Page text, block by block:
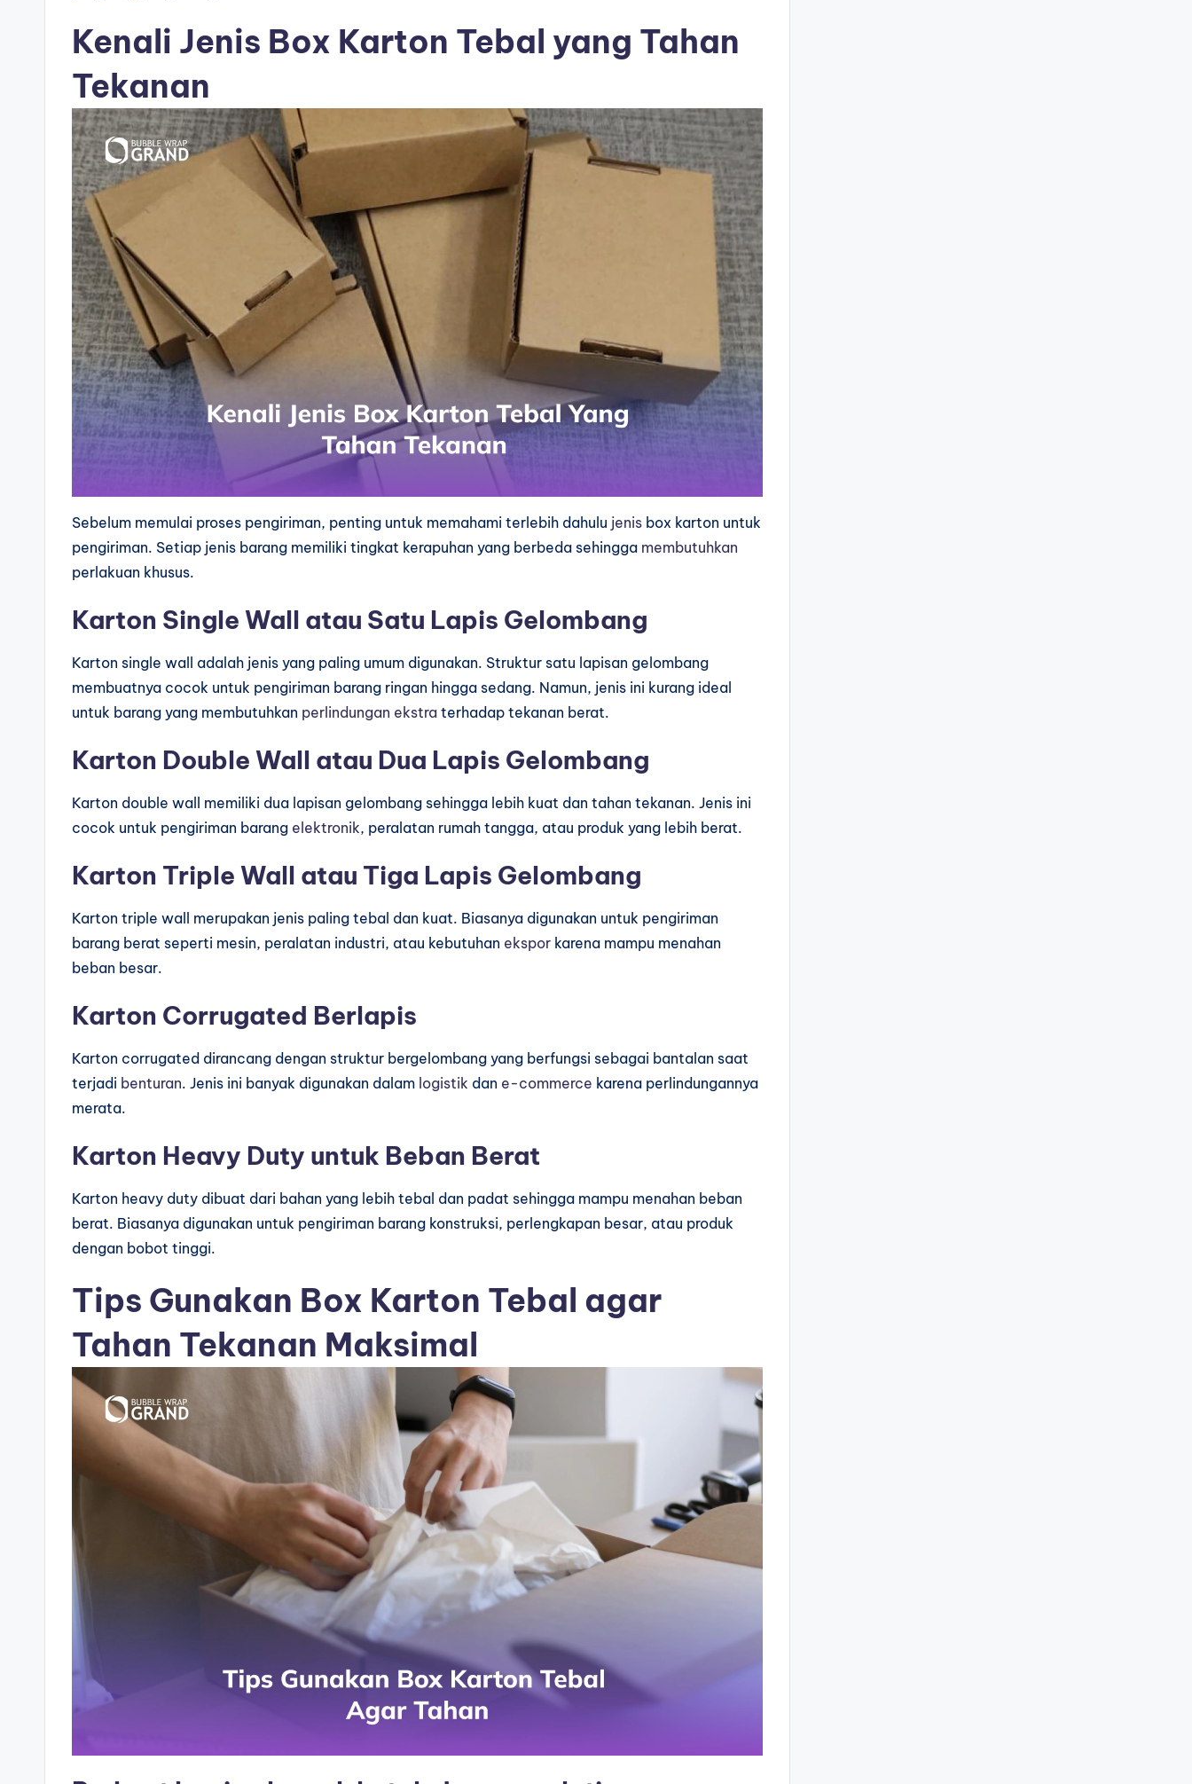
Kenali Jenis Box Karton Tebal yang Tahan
Tekanan
Sebelum memulai proses pengiriman, penting untuk memahami terlebih dahulu jenis box karton untuk
pengiriman. Setiap jenis barang memiliki tingkat kerapuhan yang berbeda sehingga membutuhkan
perlakuan khusus.
Karton Single Wall atau Satu Lapis Gelombang
Karton single wall adalah jenis yang paling umum digunakan. Struktur satu lapisan gelombang
membuatnya cocok untuk pengiriman barang ringan hingga sedang. Namun, jenis ini kurang ideal
untuk barang yang membutuhkan perlindungan ekstra terhadap tekanan berat.
Karton Double Wall atau Dua Lapis Gelombang
Karton double wall memiliki dua lapisan gelombang sehingga lebih kuat dan tahan tekanan. Jenis ini
cocok untuk pengiriman barang elektronik, peralatan rumah tangga, atau produk yang lebih berat.
Karton Triple Wall atau Tiga Lapis Gelombang
Karton triple wall merupakan jenis paling tebal dan kuat. Biasanya digunakan untuk pengiriman
barang berat seperti mesin, peralatan industri, atau kebutuhan ekspor karena mampu menahan
beban besar.
Karton Corrugated Berlapis
Karton corrugated dirancang dengan struktur bergelombang yang berfungsi sebagai bantalan saat
terjadi benturan. Jenis ini banyak digunakan dalam logistik dan e-commerce karena perlindungannya
merata.
Karton Heavy Duty untuk Beban Berat
Karton heavy duty dibuat dari bahan yang lebih tebal dan padat sehingga mampu menahan beban
berat. Biasanya digunakan untuk pengiriman barang konstruksi, perlengkapan besar, atau produk
dengan bobot tinggi.
Tips Gunakan Box Karton Tebal agar
Tahan Tekanan Maksimal